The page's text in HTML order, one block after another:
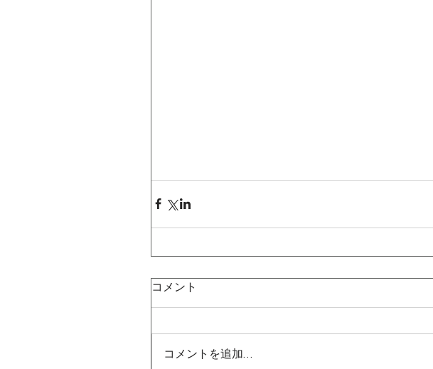
コメント
コメントを追加…